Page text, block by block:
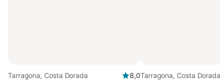
Tarragona, Costa Dorada
8,0Tarragona, Costa